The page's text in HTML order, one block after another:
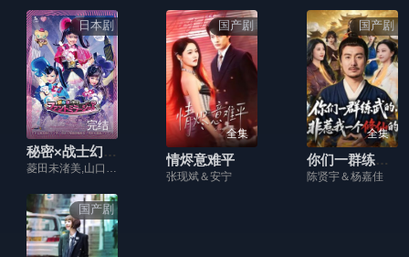
日本剧
完结
秘密×战士幻影甜心！
国产剧
全集
情烬意难平
张现斌＆安宁
国产剧
全集
你们一群练武的，非惹我一个修仙的
陈贤宇＆杨嘉佳
国产剧